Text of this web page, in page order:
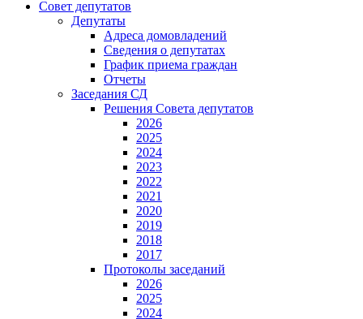
Совет депутатов
Депутаты
Адреса домовладений
Сведения о депутатах
График приема граждан
Отчеты
Заседания СД
Решения Совета депутатов
2026
2025
2024
2023
2022
2021
2020
2019
2018
2017
Протоколы заседаний
2026
2025
2024